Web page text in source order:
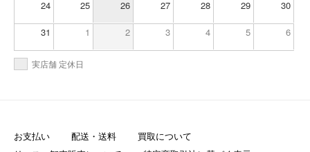
24 25 26 27 28 29 30
31 1 2 3 4 5 6
実店舗 定休日
お支払い 配送・送料
買取について